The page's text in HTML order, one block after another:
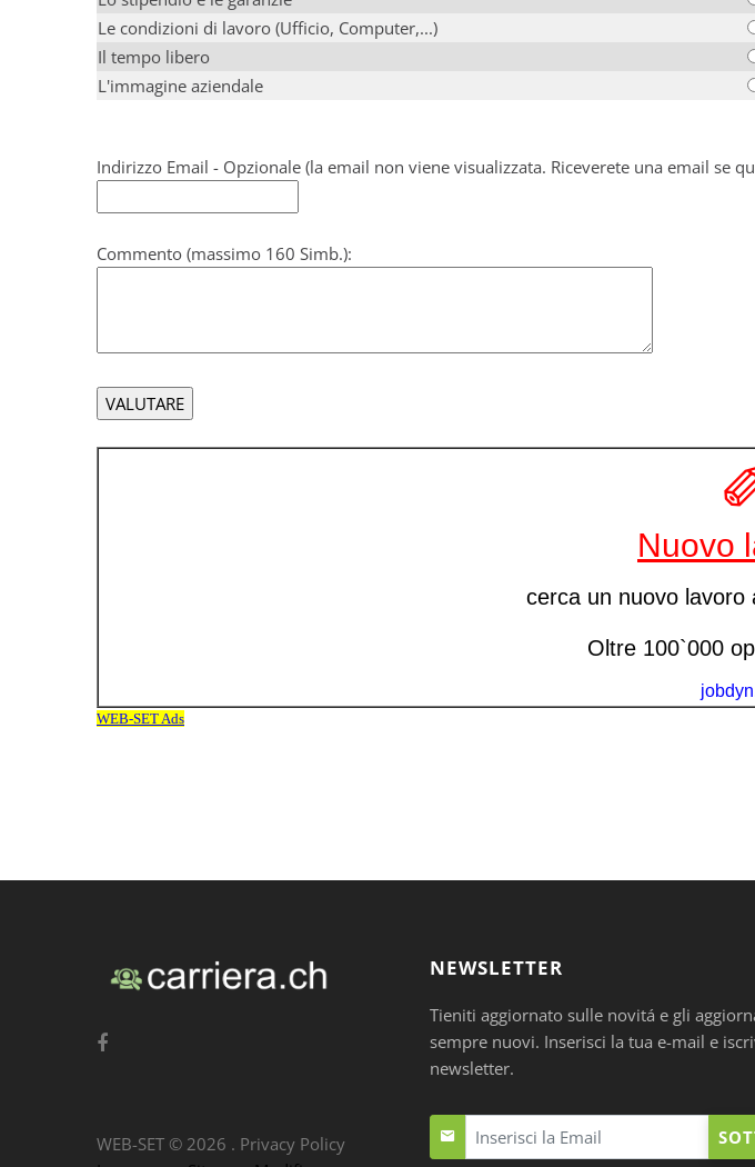
Le condizioni di lavoro (Ufficio, Computer,...)
Il tempo libero
L'immagine aziendale
Indirizzo Email - Opzionale (la email non viene visualizzata. Riceverete una email se
Commento (massimo 160 Simb.):
NEWSLETTER
Tieniti aggiornato sulle novitá e gli
sempre nuovi. Inserisci la tua e-mail e
newsletter.
WEB-SET © 2026 . Privacy Policy